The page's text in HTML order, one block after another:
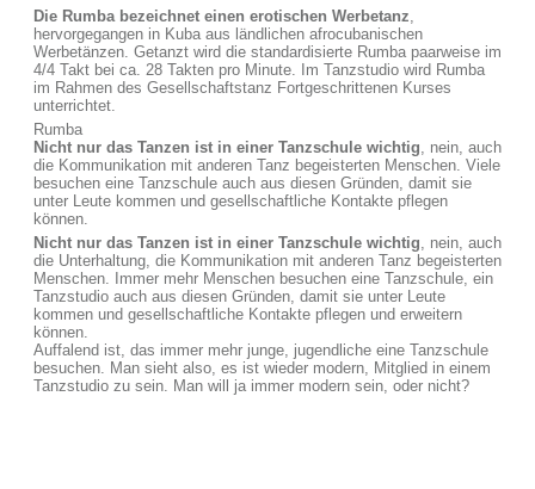
Die Rumba bezeichnet einen erotischen Werbetanz,
hervorgegangen in Kuba aus ländlichen afrocubanischen
Werbetänzen. Getanzt wird die standardisierte Rumba paarweise im
4/4 Takt bei ca. 28 Takten pro Minute. Im Tanzstudio wird Rumba
im Rahmen des Gesellschaftstanz Fortgeschrittenen Kurses
unterrichtet.
Rumba
Nicht nur das Tanzen ist in einer Tanzschule wichtig, nein, auch
die Kommunikation mit anderen Tanz begeisterten Menschen. Viele
besuchen eine Tanzschule auch aus diesen Gründen, damit sie
unter Leute kommen und gesellschaftliche Kontakte pflegen
können.
Nicht nur das Tanzen ist in einer Tanzschule wichtig, nein, auch
die Unterhaltung, die Kommunikation mit anderen Tanz begeisterten
Menschen. Immer mehr Menschen besuchen eine Tanzschule, ein
Tanzstudio auch aus diesen Gründen, damit sie unter Leute
kommen und gesellschaftliche Kontakte pflegen und erweitern
können.
Auffalend ist, das immer mehr junge, jugendliche eine Tanzschule
besuchen. Man sieht also, es ist wieder modern, Mitglied in einem
Tanzstudio zu sein. Man will ja immer modern sein, oder nicht?